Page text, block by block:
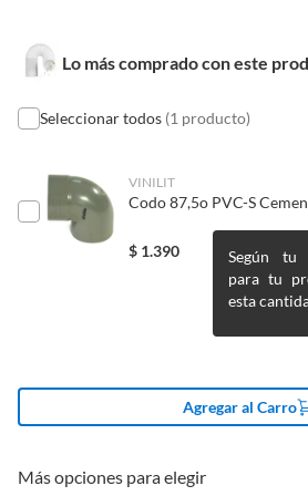
De uso personal.
Detalle de la
Condición
País de origen China
Nuevo
Productos en combo
Lo más comprado con este
Seleccionar todos (1 producto)
VINILIT
Codo 87,5o PVC-S
$ 1.390
Según tu
para tu
esta
Agregar al Carro
Más opciones para elegir